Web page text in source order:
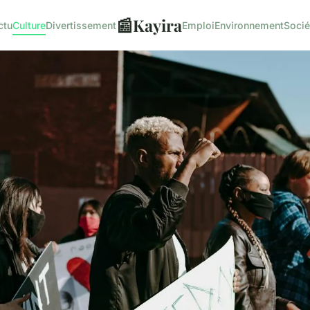
CultureDivertissement📰KayiraEmploiEnvironnement